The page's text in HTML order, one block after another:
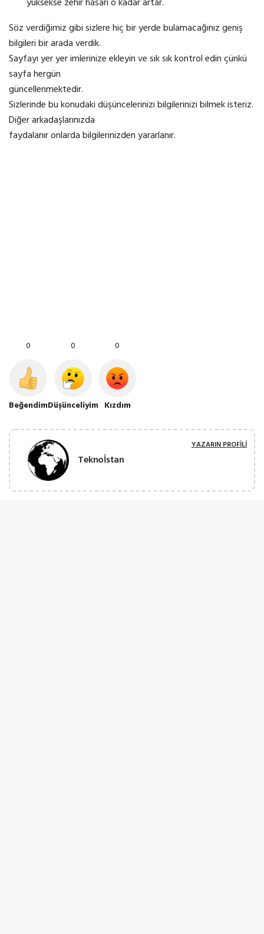
yüksekse zehir hasarı o kadar artar.
Söz verdiğimiz gibi sizlere hiç bir yerde bulamacağınız geniş
bilgileri bir arada verdik.
Sayfayı yer yer imlerinize ekleyin ve sık sık kontrol edin çünkü
sayfa hergün
güncellenmektedir.
Sizlerinde bu konudaki düşüncelerinizi bilgilerinizi bilmek isteriz.
Diğer arkadaşlarınızda
faydalanır onlarda bilgilerinizden yararlanır.
0
Beğendim
0
Düşünceliyim
0
Kızdım
Teknoİstan
YAZARIN PROFILI